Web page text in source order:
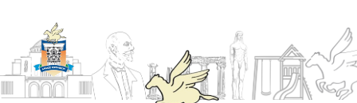
ΔΗΜΟΣ
ΚΟΡΙΝΘΙΩΝ